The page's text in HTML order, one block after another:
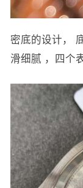
密底的设计，
滑细腻 ，四个